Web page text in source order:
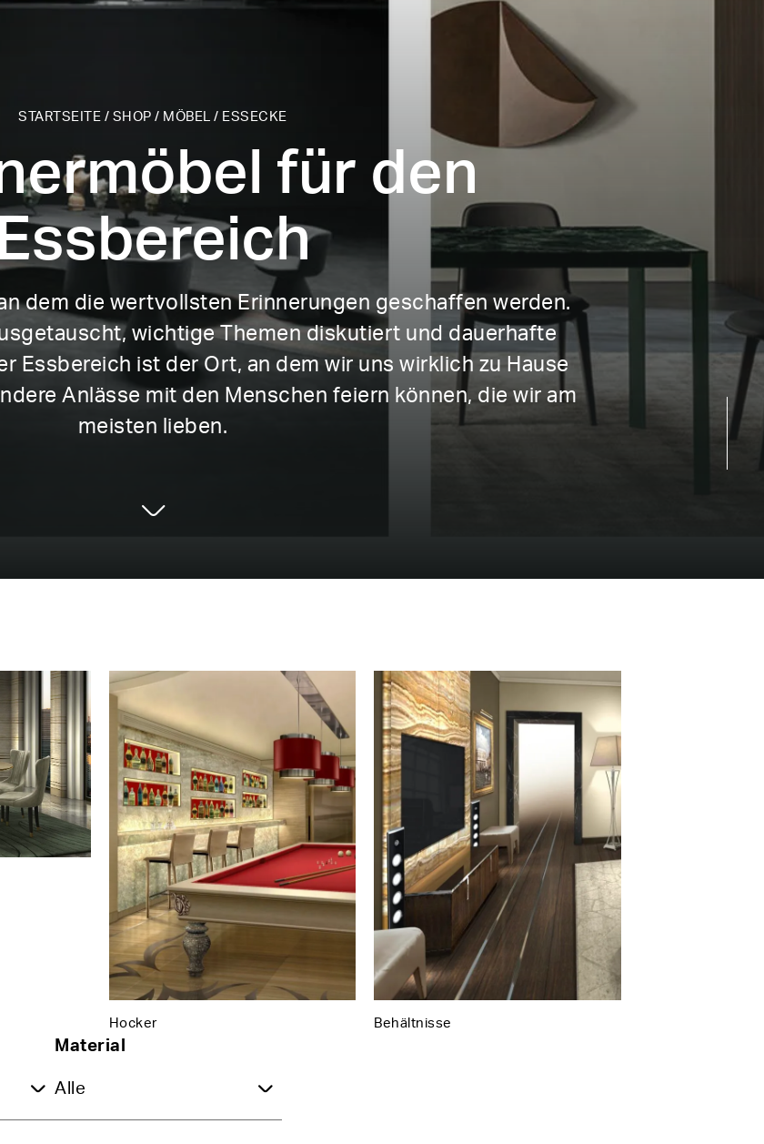
STARTSEITE / SHOP / MÖBEL / ESSECKE
für den
dem die wertvollsten Erinnerungen geschaffen werden.
wichtige Themen diskutiert und dauerhafte
Essbereich ist der Ort, an dem wir uns wirklich zu Hause
Anlässe mit den Menschen feiern können, die wir am
meisten lieben.
Hocker Behältnisse
Material